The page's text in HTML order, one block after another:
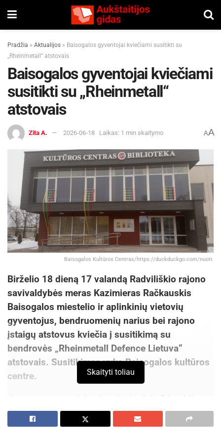
Pradžia » Aktualijos » Baisogalos gyventojai kviečiami susitikti su
„Rheinmetall“ atstovais
Baisogalos gyventojai kviečiami
susitikti su „Rheinmetall“
atstovais
Zita A. 2026-06-18 Laikas: 1 min skaitymo AA
Baisogalos Kultūros Centras/https://duckduckgo.com/nuotr.
Birželio 18 dieną 17 valandą Radviliškio rajono
savivaldybės meras Kazimieras Račkauskis
Baisogalos miestelio ir aplinkinių vietovių
gyventojus, bendruomenių narius bei rajono
įstaigų atstovus kviečia į susitikimą su
bendrovės „Rheinmetall Defence Lietuva“
atstovais. Susitikimas vyks Baisogalos kultūros
centre.
Jo metu gyventojai galės tiesiogiai užduoti jiems
rūpimus klausimus, daugiau sužinoti apie
projekto eigą, būsimos gamyklos veiklą ir darbo
Skaityti toliau